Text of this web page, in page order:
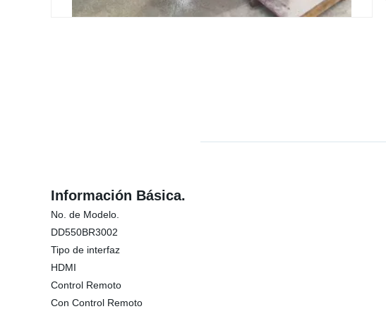
Información Básica.
No. de Modelo.
DD550BR3002
Tipo de interfaz
HDMI
Control Remoto
Con Control Remoto